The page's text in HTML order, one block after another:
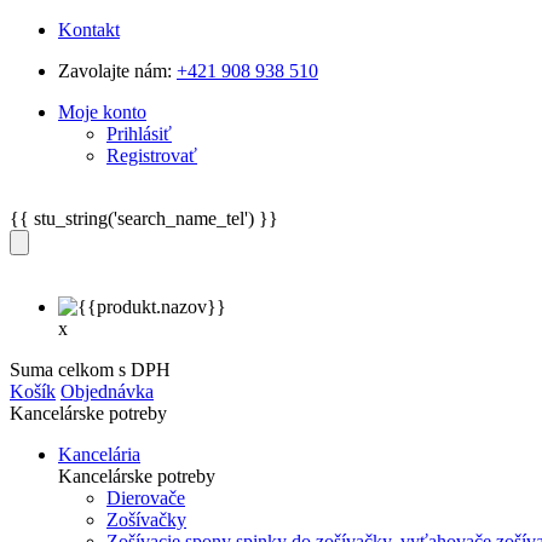
Kontakt
Zavolajte nám: +421 908 938 510
Moje konto
Prihlásiť
Registrovať
{{ stu_string('search_name_tel') }}
x
Suma celkom s DPH
Košík Objednávka
Kancelárske potreby
Kancelária
Kancelárske potreby
Dierovače
Zošívačky